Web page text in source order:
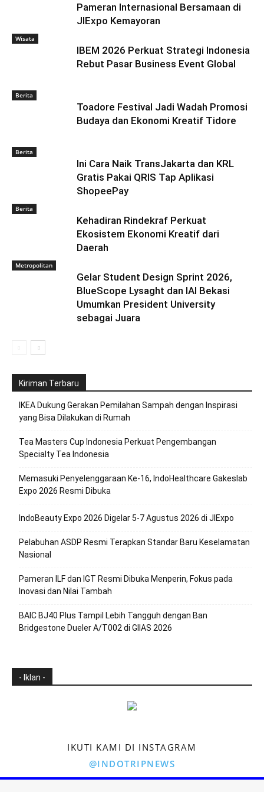
Pameran Internasional Bersamaan di
JIExpo Kemayoran
Wisata
IBEM 2026 Perkuat Strategi Indonesia
Rebut Pasar Business Event Global
Berita
Toadore Festival Jadi Wadah Promosi
Budaya dan Ekonomi Kreatif Tidore
Berita
Ini Cara Naik TransJakarta dan KRL
Gratis Pakai QRIS Tap Aplikasi
ShopeePay
Berita
Kehadiran Rindekraf Perkuat
Ekosistem Ekonomi Kreatif dari
Daerah
Metropolitan
Gelar Student Design Sprint 2026,
BlueScope Lysaght dan IAI Bekasi
Umumkan President University
sebagai Juara
Kiriman Terbaru
IKEA Dukung Gerakan Pemilahan Sampah dengan Inspirasi
yang Bisa Dilakukan di Rumah
Tea Masters Cup Indonesia Perkuat Pengembangan
Specialty Tea Indonesia
Memasuki Penyelenggaraan Ke-16, IndoHealthcare Gakeslab
Expo 2026 Resmi Dibuka
IndoBeauty Expo 2026 Digelar 5-7 Agustus 2026 di JIExpo
Pelabuhan ASDP Resmi Terapkan Standar Baru Keselamatan
Nasional
Pameran ILF dan IGT Resmi Dibuka Menperin, Fokus pada
Inovasi dan Nilai Tambah
BAIC BJ40 Plus Tampil Lebih Tangguh dengan Ban
Bridgestone Dueler A/T002 di GIIAS 2026
- Iklan -
IKUTI KAMI DI INSTAGRAM
@INDOTRIPNEWS